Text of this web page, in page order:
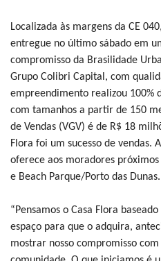
Localizada às margens da CE
entregue no último sábado em
compromisso da Brasilidade
Grupo Colibri Capital, com
empreendimento realizou 100%
com tamanhos a partir de 150
de Vendas (VGV) é de R$ 18
Flora foi um sucesso de vendas.
oferece aos moradores
e Beach Parque/Porto das Dunas.
“Pensamos o Casa Flora
espaço para que o adquira,
mostrar nosso compromisso